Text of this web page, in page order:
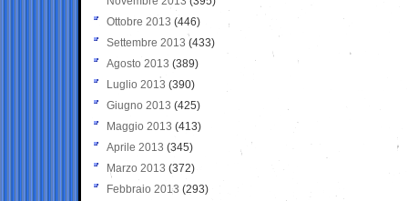
Ottobre 2013 (446)
Settembre 2013 (433)
Agosto 2013 (389)
Luglio 2013 (390)
Giugno 2013 (425)
Maggio 2013 (413)
Aprile 2013 (345)
Marzo 2013 (372)
Febbraio 2013 (293)